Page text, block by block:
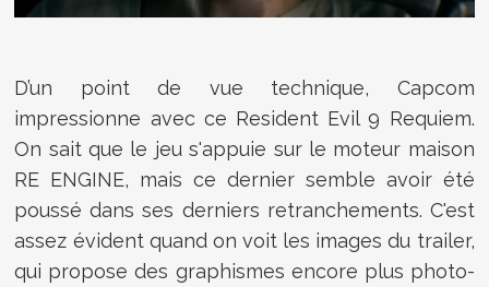
D’un point de vue technique, Capcom
impressionne avec ce Resident Evil 9 Requiem.
On sait que le jeu s'appuie sur le moteur maison
RE ENGINE, mais ce dernier semble avoir été
poussé dans ses derniers retranchements. C'est
assez évident quand on voit les images du trailer,
qui propose des graphismes encore plus photo-